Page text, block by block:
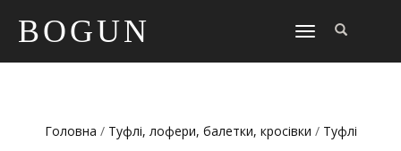
BOGUN
TOGGLE
Головна / Туфлі, лофери, балетки, кросівки / Туфлі